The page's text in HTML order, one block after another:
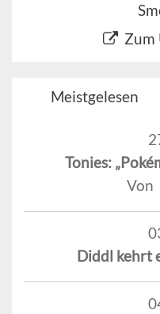
Zum
Meistgelesen
Tonies:
Von
Diddl kehrt